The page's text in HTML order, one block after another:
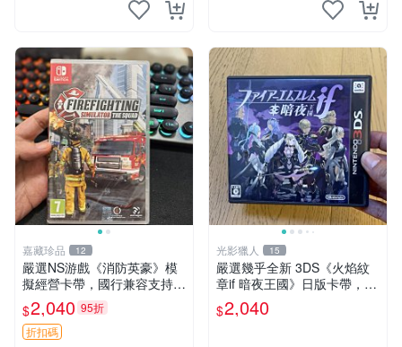
嘉藏珍品 12
嚴選NS游戲《消防英豪》模
擬經營卡帶，國行兼容支持中
文顯示，全新未拆封直送！消
防模擬游戲推薦收藏 消防模
擬 游戲卡帶 Switch游戲
$2,040 95折
折扣碼
光影獵人 15
嚴選幾乎全新 3DS《火焰紋
章if 暗夜王國》日版卡帶，附
原裝盒子保存極佳，卡帶乾淨
無刮痕，讀取正常即插即玩。
$2,040